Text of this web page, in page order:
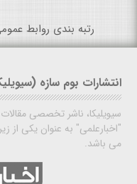
رتبه بندی روابط
انتشارات بوم سازه
سیویلیکا، ناشر تخصصی
"اخبارعلمی" به عنوان یکی از
می باشد.